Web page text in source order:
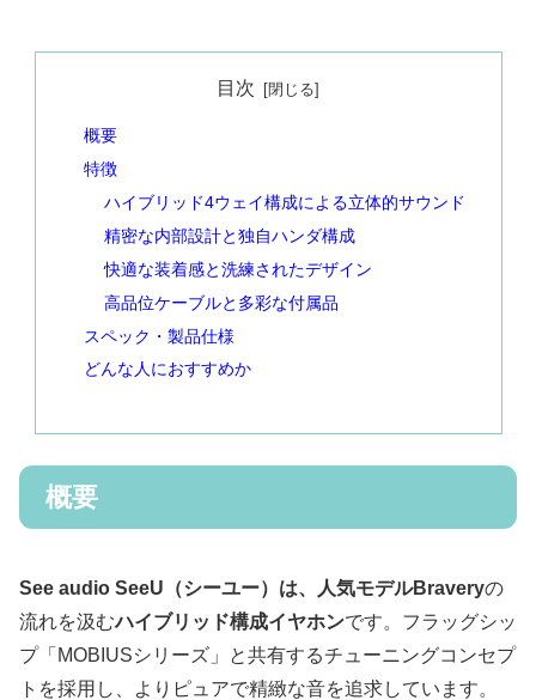
目次
概要
特徴
ハイブリッド4ウェイ構成による立体的サウンド
精密な内部設計と独自ハンダ構成
快適な装着感と洗練されたデザイン
高品位ケーブルと多彩な付属品
スペック・製品仕様
どんな人におすすめか
概要
See audio SeeU（シーユー）は、人気モデルBraveryの
流れを汲むハイブリッド構成イヤホンです。フラッグシッ
プ「MOBIUSシリーズ」と共有するチューニングコンセプ
トを採用し、よりピュアで精緻な音を追求しています。